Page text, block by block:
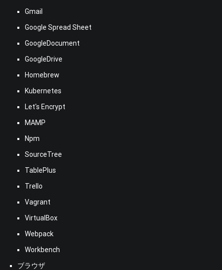
Gmail
Google Spread Sheet
GoogleDocument
GoogleDrive
Homebrew
Kubernetes
Let's Encrypt
MAMP
Npm
SourceTree
TablePlus
Trello
Vagrant
VirtualBox
Webpack
Workbench
ブラウザ